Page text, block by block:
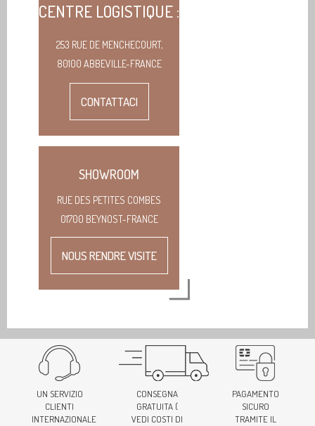
CENTRE LOGISTIQUE :
253 RUE DE MENCHECOURT,
80100 ABBEVILLE-FRANCE
CONTATTACI
SHOWROOM
RUE DES PETITES COMBES
01700 BEYNOST-FRANCE
NOUS RENDRE VISITE
UN SERVIZIO
CLIENTI
INTERNAZIONALE
CONSEGNA
GRATUITA (
VEDI COSTI DI
PAGAMENTO
SICURO
TRAMITE IL